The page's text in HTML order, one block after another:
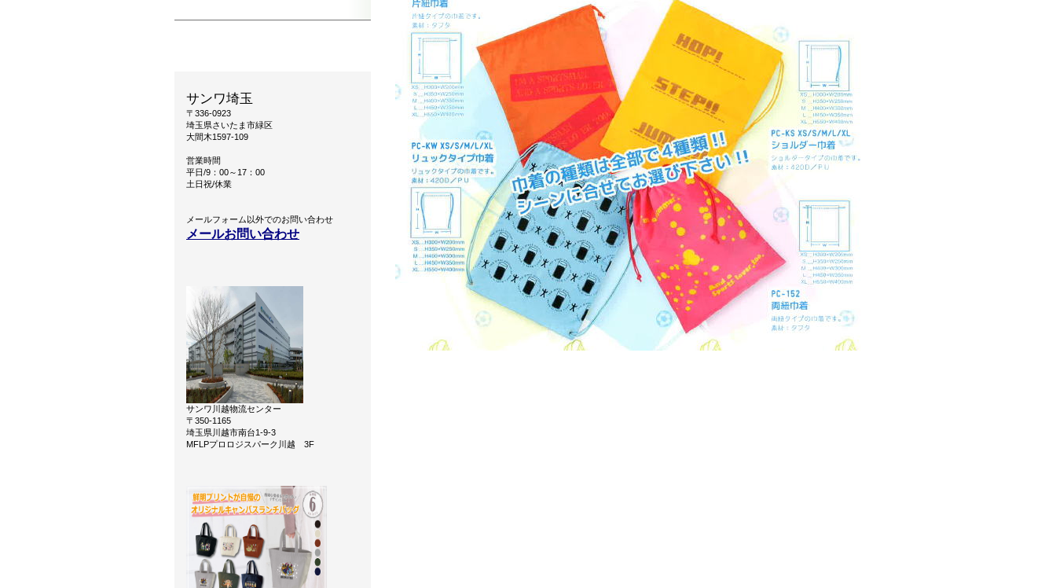
サンワ埼玉
〒336-0923
埼玉県さいたま市緑区
大間木1597-109
営業時間
平日/9：00～17：00
土日祝/休業
メールフォーム以外でのお問い合わせ
メールお問い合わせ
サンワ川越物流センター
〒350-1165
埼玉県川越市南台1-9-3
MFLPプロロジスパーク川越 3F